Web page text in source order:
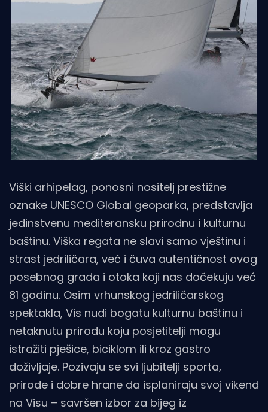
Viški arhipelag, ponosni nositelj prestižne
oznake UNESCO Global geoparka, predstavlja
jedinstvenu mediteransku prirodnu i kulturnu
baštinu. Viška regata ne slavi samo vještinu i
strast jedriličara, već i čuva autentičnost ovog
posebnog grada i otoka koji nas dočekuju već
81 godinu. Osim vrhunskog jedriličarskog
spektakla, Vis nudi bogatu kulturnu baštinu i
netaknutu prirodu koju posjetitelji mogu
istražiti pješice, biciklom ili kroz gastro
doživljaje. Pozivaju se svi ljubitelji sporta,
prirode i dobre hrane da isplaniraju svoj vikend
na Visu – savršen izbor za bijeg iz